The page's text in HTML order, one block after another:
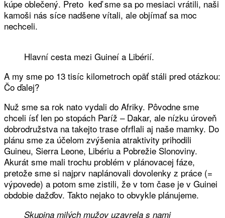
kúpe oblečený. Preto keď sme sa po mesiaci vrátili, naši
kamoši nás síce nadšene vítali, ale objímať sa moc
nechceli.
Hlavní cesta mezi Guineí a Libérií.
A my sme po 13 tisíc kilometroch opäť stáli pred otázkou:
Čo ďalej?
Nuž sme sa rok nato vydali do Afriky. Pôvodne sme
chceli ísť len po stopách Paríž – Dakar, ale nízku úroveň
dobrodružstva na takejto trase ofrflali aj naše mamky. Do
plánu sme za účelom zvýšenia atraktivity prihodili
Guineu, Sierra Leone, Libériu a Pobrežie Slonoviny.
Akurát sme mali trochu problém v plánovacej fáze,
pretože sme si najprv naplánovali dovolenky z práce (=
výpovede) a potom sme zistili, že v tom čase je v Guinei
obdobie dažďov. Takto nejako to obvykle plánujeme.
Skupina milých mužov uzavrela s nami